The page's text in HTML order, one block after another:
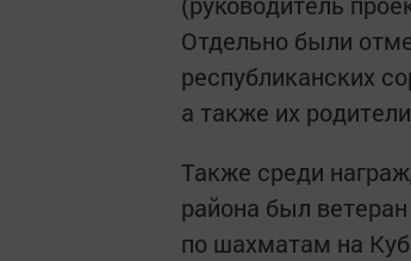
Отдельно были
республиканских
а также их
Также среди
района был
по шахматам на